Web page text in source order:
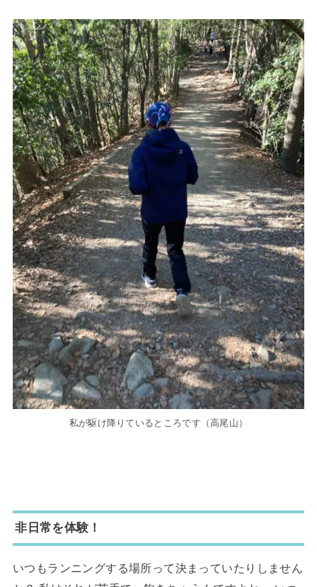
私が駆け降りているところです（高尾山）
非日常を体験！
いつもランニングする場所って決まっていたりしません